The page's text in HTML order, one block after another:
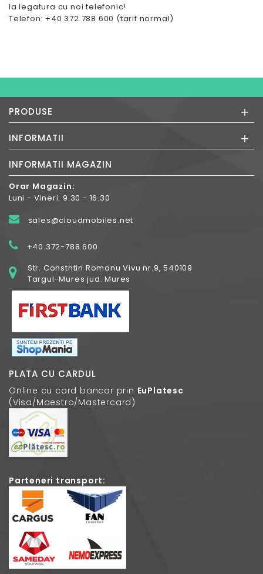
Ia legatura cu noi telefonic!
Telefon: +40 372 788 600 (tarif normal)
PRODUSE +
INFORMATII +
INFORMATII MAGAZIN
Orar Magazin:
Luni - Vineri: 9.30 - 16.30
sales@cloudmobiles.net
+40.372-788.600
Str. Constntin Romanu Vivu nr.9, 540109
Targul-Mures jud. Mures
PLATA CU CARDUL
Online cu card bancar prin EuPlatesc
(Visa/Maestro/Mastercard)
Parteneri transport: